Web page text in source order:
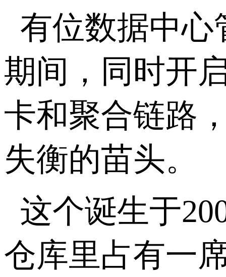
有位数据中心
期间，同时开
卡和聚合链路
失衡的苗头。
这个诞生于
仓库里占有一